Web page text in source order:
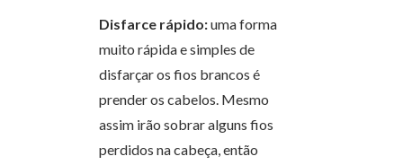
Disfarce rápido:uma forma
muito rápida e simples de
disfarçar os fios brancos é
prender os cabelos. Mesmo
assim irão sobrar alguns fios
perdidos na cabeça, então